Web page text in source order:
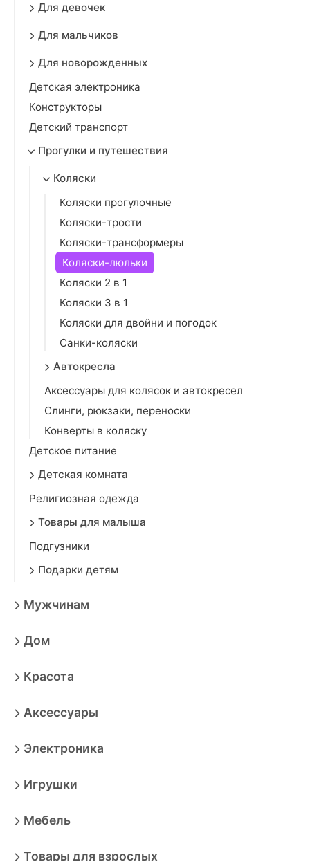
Для девочек
Для мальчиков
Для новорожденных
Детская электроника
Конструкторы
Детский транспорт
Прогулки и путешествия
Коляски
Коляски прогулочные
Коляски-трости
Коляски-трансформеры
Коляски-люльки
Коляски 2 в 1
Коляски 3 в 1
Коляски для двойни и погодок
Санки-коляски
Автокресла
Аксессуары для колясок и автокресел
Слинги, рюкзаки, переноски
Конверты в коляску
Детское питание
Детская комната
Религиозная одежда
Товары для малыша
Подгузники
Подарки детям
Мужчинам
Дом
Красота
Аксессуары
Электроника
Игрушки
Мебель
Товары для взрослых